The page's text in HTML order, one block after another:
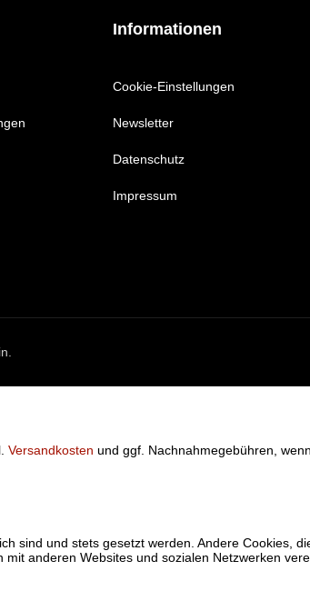
Informationen
Cookie-Einstellungen
Newsletter
Datenschutz
Impressum
Versandkosten und ggf. Nachnahmegebühren,
sind und stets gesetzt werden. Andere Cookies,
anderen Websites und sozialen Netzwerken